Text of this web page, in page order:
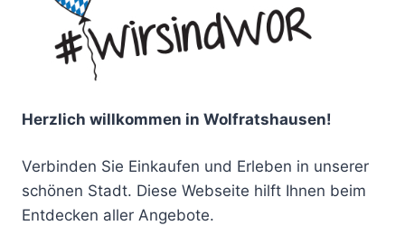
Herzlich willkommen in Wolfratshausen!
Verbinden Sie Einkaufen und Erleben in unserer
schönen Stadt. Diese Webseite hilft Ihnen beim
Entdecken aller Angebote.